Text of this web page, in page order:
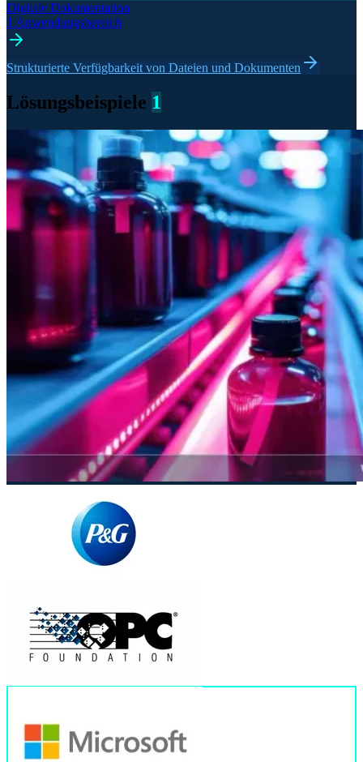
Digitale Dokumentation
1 Anwendungsbereich
Strukturierte Verfügbarkeit von Dateien und Dokumenten
Lösungsbeispiele 1